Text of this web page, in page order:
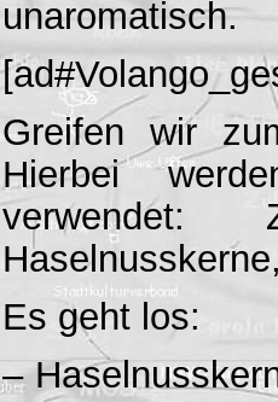
unaromatisch.
Greifen wir
Hierbei
verwendet:
Es geht los:
–